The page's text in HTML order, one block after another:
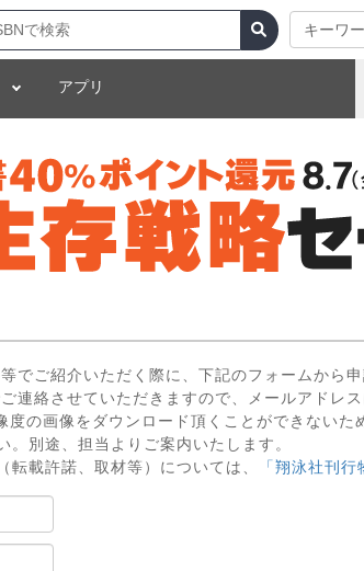
キーワ
アプリ
でご紹介いただく際に、下記のフォームから
連絡させていただきますので、メールアドレス
の画像をダウンロード頂くことができないた
別途、担当よりご案内いたします。
載許諾、取材等）については、
「翔泳社刊行